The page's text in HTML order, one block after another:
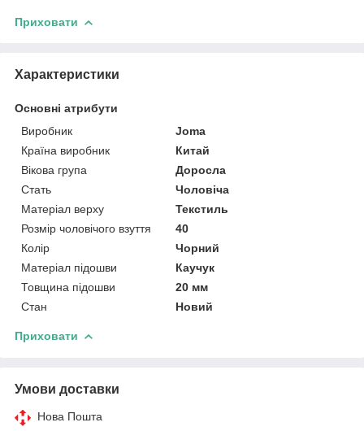
Приховати
Характеристики
Основні атрибути
Виробник
Joma
Країна виробник
Китай
Вікова група
Доросла
Стать
Чоловіча
Матеріал верху
Текстиль
Розмір чоловічого взуття
40
Колір
Чорний
Матеріал підошви
Каучук
Товщина підошви
20 мм
Стан
Новий
Приховати
Умови доставки
Нова Пошта